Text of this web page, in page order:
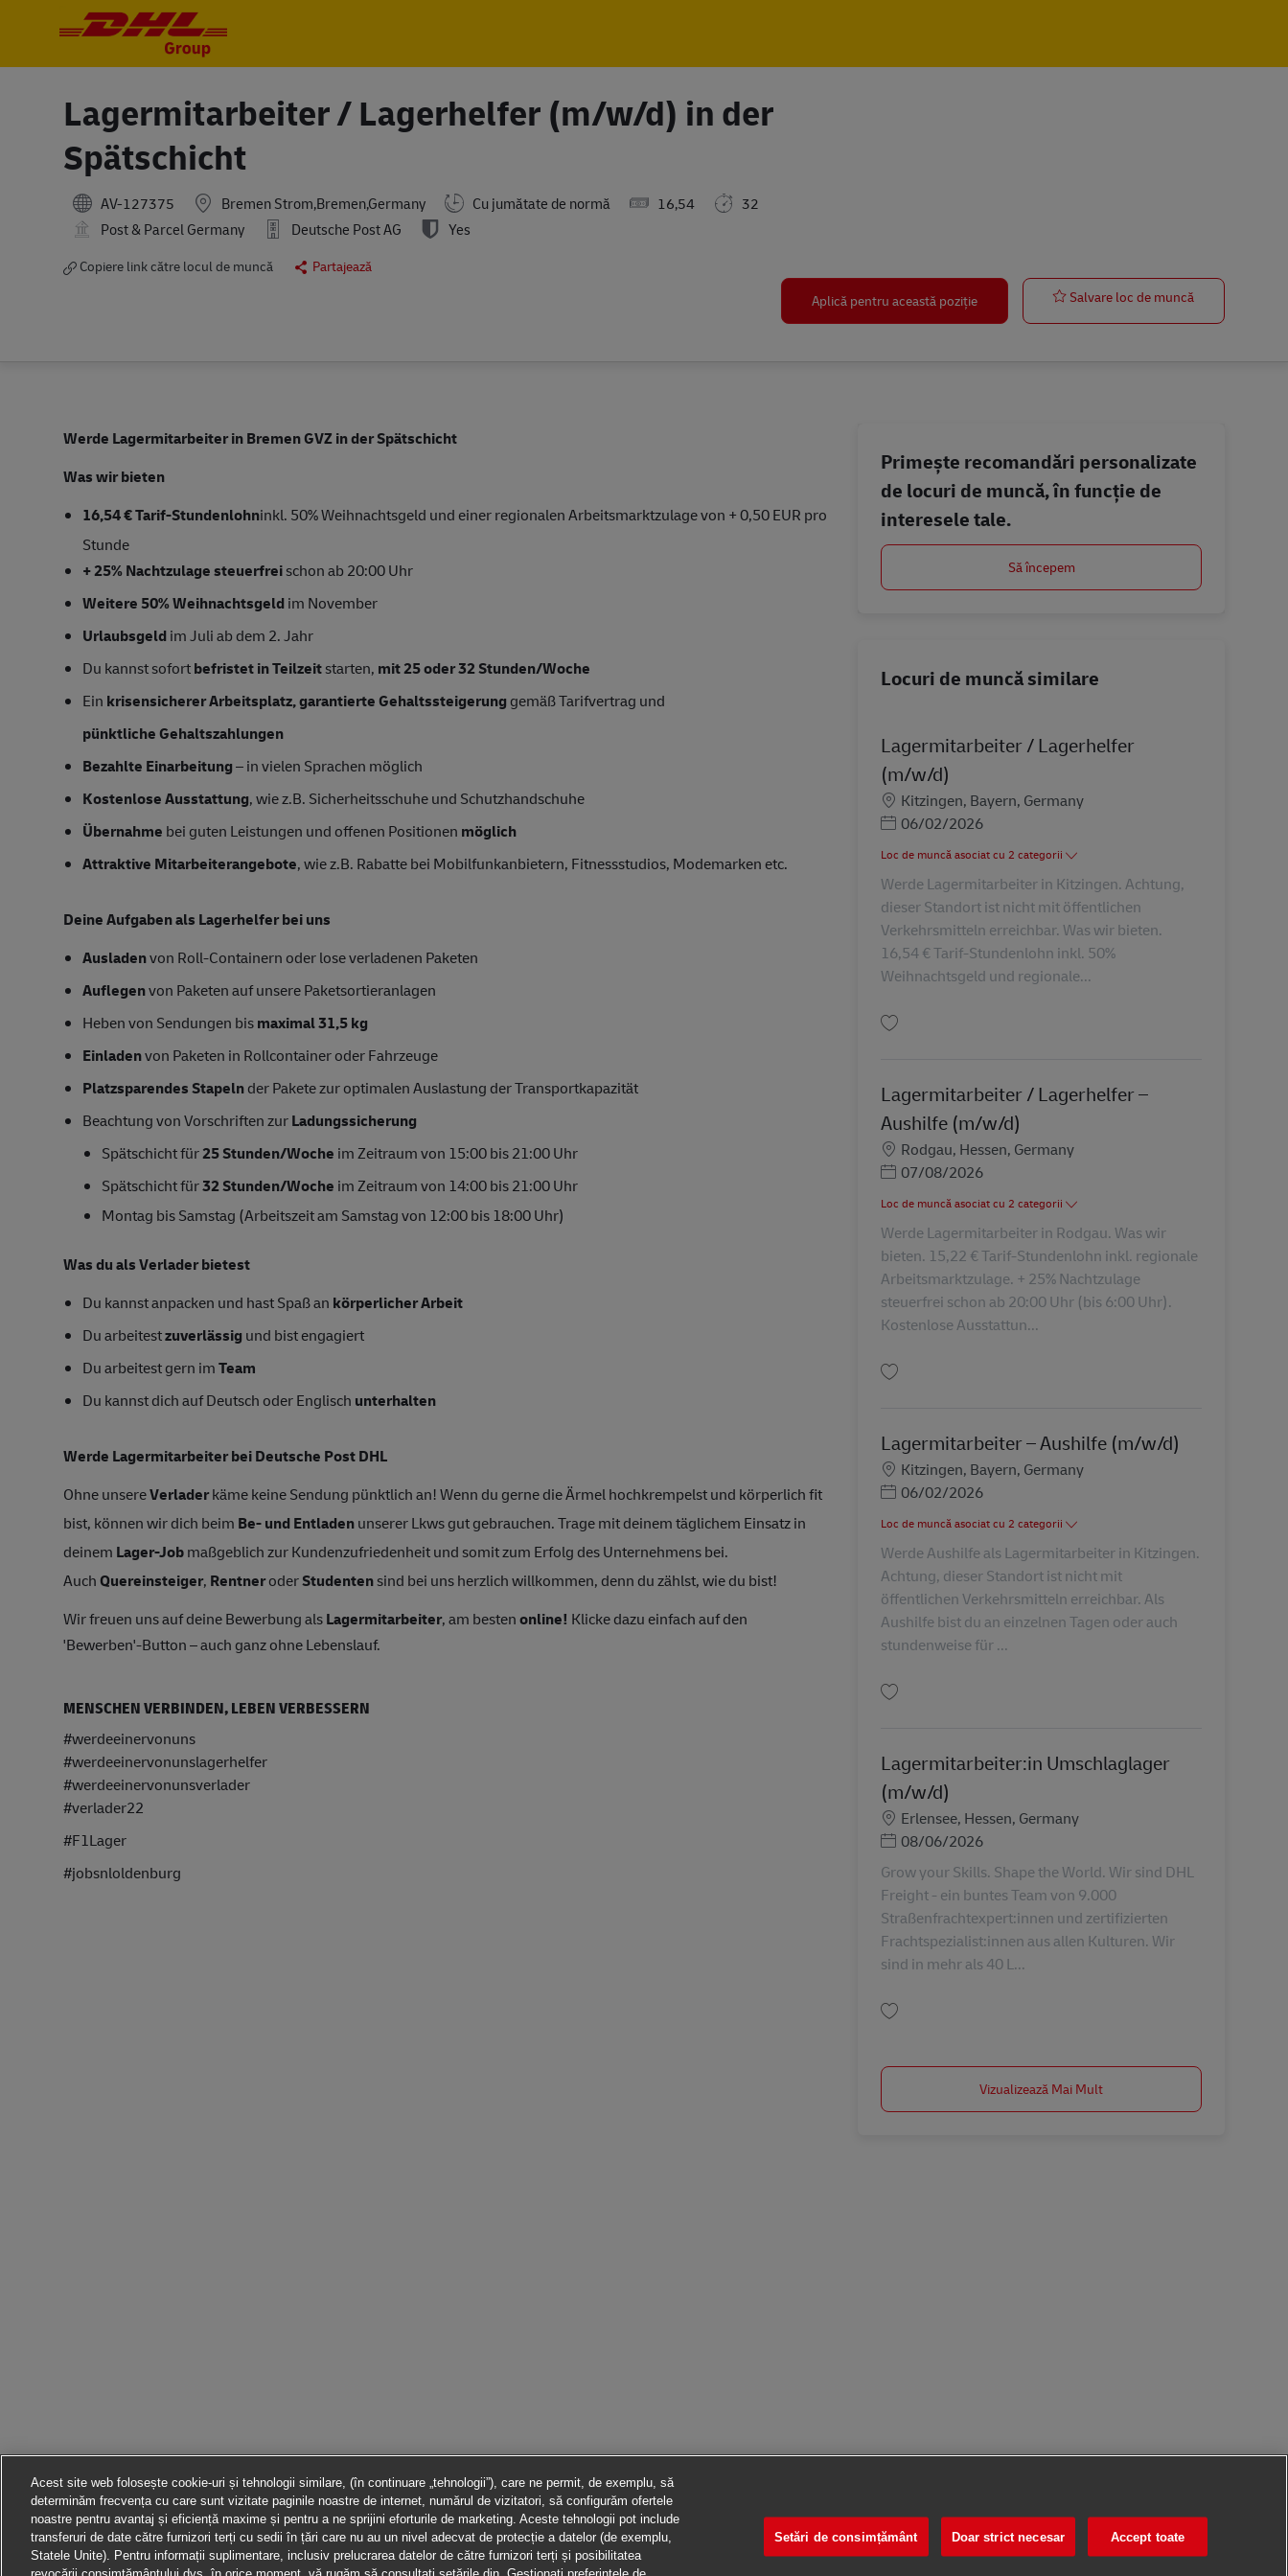
Lagermitarbeiter / Lagerhelfer (m/w/d) in der
Spätschicht
AV-127375 Bremen Strom,Bremen,Germany Cu jumătate de normă 16,54
32
Post & Parcel Germany
Deutsche Post AG Yes
Copiere link către locul de muncă
Partajează
Aplică pentru această poziție
Salvare loc de muncă
Werde Lagermitarbeiter in Bremen GVZ in der Spätschicht
Was wir bieten
16,54 € Tarif-Stundenlohninkl. 50% Weihnachtsgeld und einer regionalen Arbeitsmarktzulage von + 0,50 EUR pro
Stunde
+ 25% Nachtzulage steuerfreischon ab 20:00 Uhr
Weitere 50% Weihnachtsgeldim November
Urlaubsgeldim Juli ab dem 2. Jahr
Du kannst sofortbefristet in Teilzeitstarten, mit25 oder 32 Stunden/Woche
Ein krisensicherer Arbeitsplatz, garantierte Gehaltssteigerung gemäß Tarifvertrag und
pünktliche Gehaltszahlungen
Bezahlte Einarbeitung– in vielen Sprachen möglich
Kostenlose Ausstattung, wie z.B. Sicherheitsschuhe und Schutzhandschuhe
Übernahme bei guten Leistungen und offenen Positionen möglich
Attraktive Mitarbeiterangebote, wie z.B. Rabatte bei Mobilfunkanbietern, Fitnessstudios, Modemarken etc.
Deine Aufgaben als Lagerhelfer bei uns
Ausladenvon Roll-Containern oder lose verladenen Paketen
Auflegenvon Paketen auf unsere Paketsortieranlagen
Heben von Sendungen bismaximal 31,5 kg
Einladenvon Paketen in Rollcontainer oder Fahrzeuge
Platzsparendes Stapelnder Pakete zur optimalen Auslastung der Transportkapazität
Beachtung von Vorschriften zurLadungssicherung
Spätschicht für25 Stunden/Woche im Zeitraum von 15:00 bis 21:00 Uhr
Spätschicht für32 Stunden/Woche im Zeitraum von 14:00 bis 21:00 Uhr
Montag bis Samstag (Arbeitszeit am Samstag von 12:00 bis 18:00 Uhr)
Was du als Verlader bietest
Du kannst anpacken und hast Spaß an körperlicher Arbeit
Du arbeitestzuverlässig und bist engagiert
Du arbeitest gern imTeam
Du kannst dich auf Deutsch oder Englisch unterhalten
Werde Lagermitarbeiter bei Deutsche Post DHL
Ohne unsereVerladerkäme keine Sendung pünktlich an! Wenn du gerne die Ärmel hochkrempelst und körperlich fit
bist, können wir dich beim Be- und Entladenunserer Lkws gut gebrauchen. Trage mit deinem täglichem Einsatz in
deinem Lager-Jobmaßgeblich zur Kundenzufriedenheit und somit zum Erfolg des Unternehmens bei.
AuchQuereinsteiger, RentneroderStudentensind bei uns herzlich willkommen, denn du zählst, wie du bist!
Wir freuen uns auf deine Bewerbung alsLagermitarbeiter, am bestenonline! Klicke dazu einfach auf den
'Bewerben'-Button – auch ganz ohne Lebenslauf.
MENSCHEN VERBINDEN, LEBEN VERBESSERN
#werdeeinervonuns
#werdeeinervonunslagerhelfer
#werdeeinervonunsverlader
#verlader22
#F1Lager
#jobsnloldenburg
Primește recomandări personalizate
de locuri de muncă, în funcție de
interesele tale.
Să începem
Locuri de muncă similare
Lagermitarbeiter / Lagerhelfer
(m/w/d)
Locație
Kitzingen, Bayern, Germany
Posted Date
06/02/2026
Loc de muncă asociat cu 2 categorii
Werde Lagermitarbeiter in Kitzingen. Achtung,
dieser Standort ist nicht mit öffentlichen
Verkehrsmitteln erreichbar. Was wir bieten.
16,54 € Tarif-Stundenlohn inkl. 50%
Weihnachtsgeld und regionale...
Lagermitarbeiter / Lagerhelfer –
Aushilfe (m/w/d)
Locație
Rodgau, Hessen, Germany
Posted Date
07/08/2026
Loc de muncă asociat cu 2 categorii
Werde Lagermitarbeiter in Rodgau. Was wir
bieten. 15,22 € Tarif-Stundenlohn inkl. regionale
Arbeitsmarktzulage. + 25% Nachtzulage
steuerfrei schon ab 20:00 Uhr (bis 6:00 Uhr).
Kostenlose Ausstattun...
Lagermitarbeiter – Aushilfe (m/w/d)
Locație
Kitzingen, Bayern, Germany
Posted Date
06/02/2026
Loc de muncă asociat cu 2 categorii
Werde Aushilfe als Lagermitarbeiter in Kitzingen.
Achtung, dieser Standort ist nicht mit
öffentlichen Verkehrsmitteln erreichbar. Als
Aushilfe bist du an einzelnen Tagen oder auch
stundenweise für ...
Lagermitarbeiter:in Umschlaglager
(m/w/d)
Locație
Erlensee, Hessen, Germany
Posted Date
08/06/2026
Grow your Skills. Shape the World. Wir sind DHL
Freight - ein buntes Team von 9.000
Straßenfrachtexpert:innen und zertifizierten
Frachtspezialist:innen aus allen Kulturen. Wir
sind in mehr als 40 L...
Vizualizează Mai Mult
Acest site web folosește cookie-uri și tehnologii similare, (în continuare „tehnologii”), care ne permit, de exemplu, să
determinăm frecvența cu care sunt vizitate paginile noastre de internet, numărul de vizitatori, să configurăm ofertele
noastre pentru avantaj și eficiență maxime și pentru a ne sprijini eforturile de marketing. Aceste tehnologii pot include
transferuri de date către furnizori terți cu sedii în țări care nu au un nivel adecvat de protecție a datelor (de exemplu,
Statele Unite). Pentru informații suplimentare, inclusiv prelucrarea datelor de către furnizori terți și posibilitatea
Setări de consimțământ Doar strict necesar Accept toate